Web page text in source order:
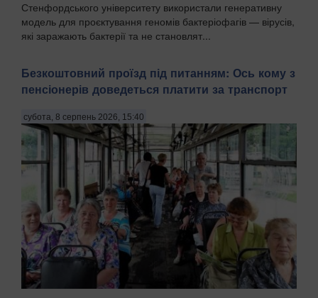
Стенфордського університету використали генеративну
модель для проєктування геномів бактеріофагів — вірусів,
які заражають бактерії та не становлят...
Безкоштовний проїзд під питанням: Ось кому з
пенсіонерів доведеться платити за транспорт
субота, 8 серпень 2026, 15:40